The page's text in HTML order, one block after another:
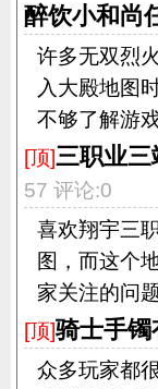
醉饮小和尚
许多无双烈
入大殿地图
不够了解游
[顶]三职业三
57 评论:0
喜欢翔宇三
图，而这个
家关注的问
[顶]骑士手镯
众多玩家都